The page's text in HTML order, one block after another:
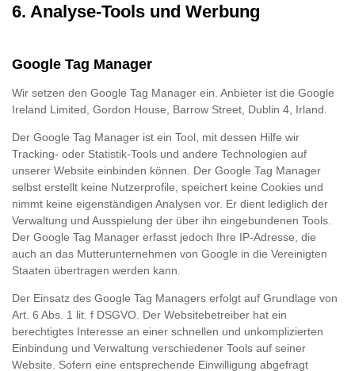
6. Analyse-Tools und Werbung
Google Tag Manager
Wir setzen den Google Tag Manager ein. Anbieter ist die Google
Ireland Limited, Gordon House, Barrow Street, Dublin 4, Irland.
Der Google Tag Manager ist ein Tool, mit dessen Hilfe wir
Tracking- oder Statistik-Tools und andere Technologien auf
unserer Website einbinden können. Der Google Tag Manager
selbst erstellt keine Nutzerprofile, speichert keine Cookies und
nimmt keine eigenständigen Analysen vor. Er dient lediglich der
Verwaltung und Ausspielung der über ihn eingebundenen Tools.
Der Google Tag Manager erfasst jedoch Ihre IP-Adresse, die
auch an das Mutterunternehmen von Google in die Vereinigten
Staaten übertragen werden kann.
Der Einsatz des Google Tag Managers erfolgt auf Grundlage von
Art. 6 Abs. 1 lit. f DSGVO. Der Websitebetreiber hat ein
berechtigtes Interesse an einer schnellen und unkomplizierten
Einbindung und Verwaltung verschiedener Tools auf seiner
Website. Sofern eine entsprechende Einwilligung abgefragt